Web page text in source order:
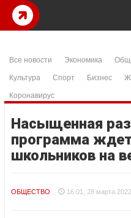
Все новости Экономика
Культура
Спорт Бизнес
Коронавирус
Насыщенная
программа
школьников на
ОБЩЕСТВО 16:01, 28 марта